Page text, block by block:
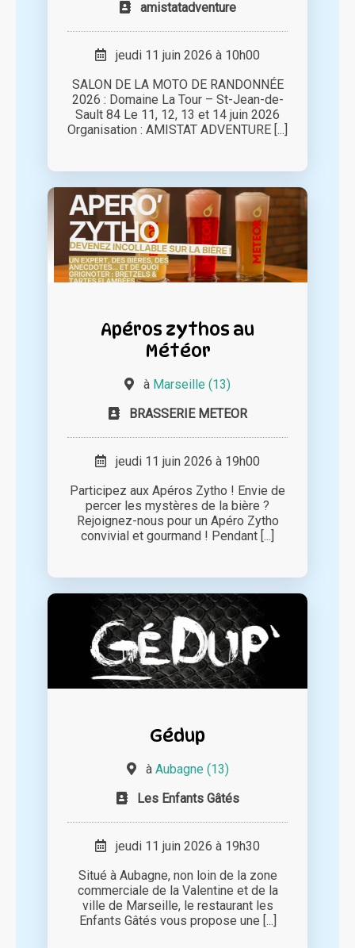
amistatadventure
jeudi 11 juin 2026 à 10h00
SALON DE LA MOTO DE RANDONNÉE
2026 : Domaine La Tour – St-Jean-de-
Sault 84 Le 11, 12, 13 et 14 juin 2026
Organisation : AMISTAT ADVENTURE [...]
Apéros zythos au
Météor
à Marseille (13)
BRASSERIE METEOR
jeudi 11 juin 2026 à 19h00
Participez aux Apéros Zytho ! Envie de
percer les mystères de la bière ?
Rejoignez-nous pour un Apéro Zytho
convivial et gourmand ! Pendant [...]
Gédup
à Aubagne (13)
Les Enfants Gâtés
jeudi 11 juin 2026 à 19h30
Situé à Aubagne, non loin de la zone
commerciale de la Valentine et de la
ville de Marseille, le restaurant les
Enfants Gâtés vous propose une [...]